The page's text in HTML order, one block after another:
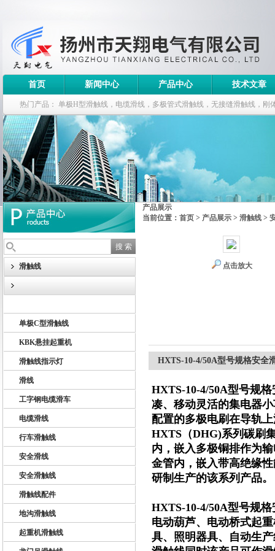
扬州市天翔电气有限公司
首页 新闻中心 产品中心 技术文章
热门产品： 单极H型滑触线，电缆滑线，多极管式滑触线，无接缝滑触线，刚
钢电缆滑车
滑触线
U10型滑触线
单极C型滑触线
KBK悬挂起重机
滑触线指示灯
滑线
工字钢电缆滑车
电缆滑线
行车滑触线
安全滑线
安全滑触线
滑触线配件
地沟滑触线
起重机滑触线
产品展示
当前位置： 首页 > 产品展示 > 滑触线 >
点击放大
HXTS-10-4/50A型号规格安全
HXTS-10-4/50A型号规
凑、移动灵活的集电器
配置的多极电刷在导轨
HXTS（DHG)系列碳刷
内，嵌入多极铜排作为
金管内，嵌入带高绝缘
研制生产的该系列产品。
HXTS-10-4/50A型号规
电动葫芦、电动桥式起
具、照明器具、自动生